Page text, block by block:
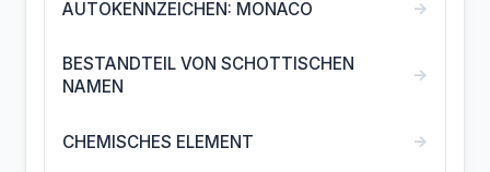
AUTOKENNZEICHEN: MONACO →
BESTANDTEIL VON SCHOTTISCHEN
NAMEN
→
CHEMISCHES ELEMENT →